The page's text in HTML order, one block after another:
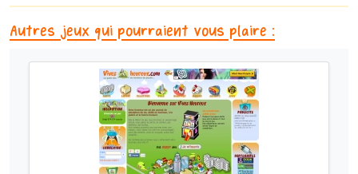
Autres jeux qui pourraient vous plaire :